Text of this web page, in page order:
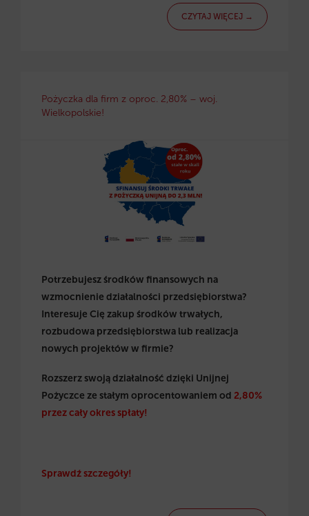
CZYTAJ WIĘCEJ →
Pożyczka dla firm z oproc. 2,80% – woj.
Wielkopolskie!
Potrzebujesz środków finansowych na
wzmocnienie działalności przedsiębiorstwa?
Interesuje Cię zakup środków trwałych,
rozbudowa przedsiębiorstwa lub realizacja
nowych projektów w firmie?
Rozszerz swoją działalność dzięki Unijnej
Pożyczce ze stałym oprocentowaniem od 2,80%
przez cały okres spłaty!
Sprawdź szczegóły!